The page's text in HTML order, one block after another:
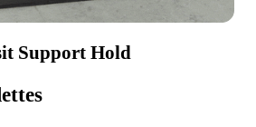
Support Hold